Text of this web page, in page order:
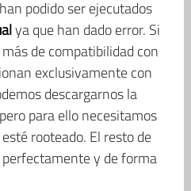
podido ser ejecutados
ya que han dado error. Si
de compatibilidad con
exclusivamente con
descargarnos la
para ello necesitamos
rooteado. El resto de
y de forma